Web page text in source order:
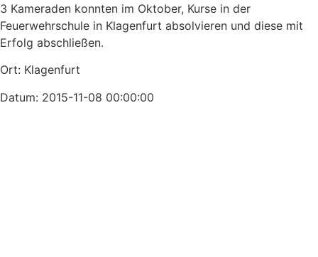
3 Kameraden konnten im Oktober, Kurse in der
Feuerwehrschule in Klagenfurt absolvieren und diese mit
Erfolg abschließen.
Ort: Klagenfurt
Datum: 2015-11-08 00:00:00